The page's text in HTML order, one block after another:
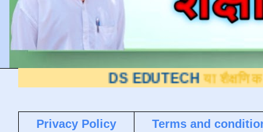
DS EDUTECH या शैक्षणिक ब्लॉगवर आपले
Privacy Policy
Terms and